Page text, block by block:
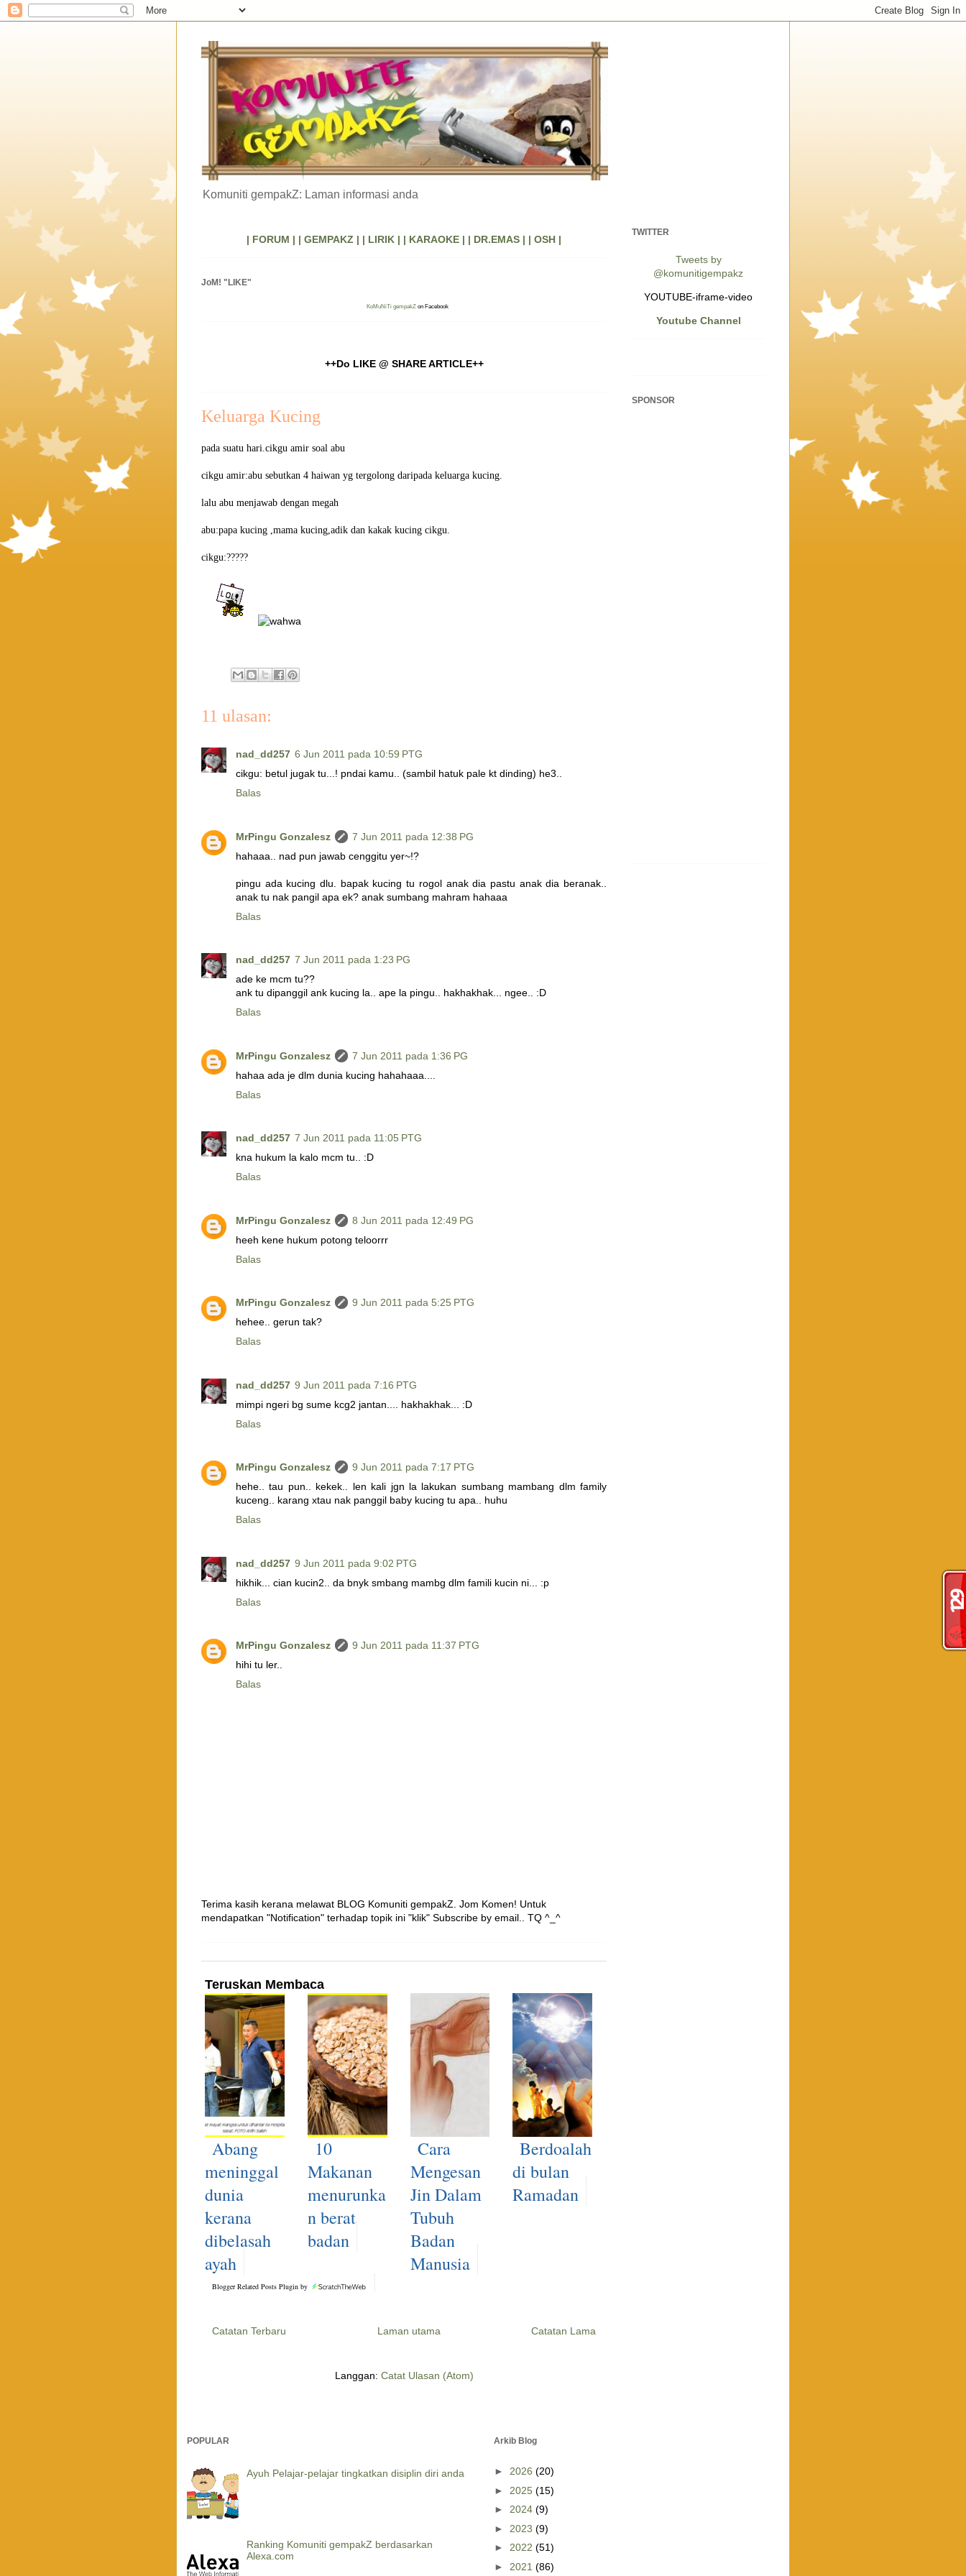
Komuniti gempakZ: Laman informasi anda
| FORUM | | GEMPAKZ | | LIRIK | | KARAOKE | | DR.EMAS | | OSH |
JoM! "LIKE"
KoMuNiTi gempakZ on Facebook
++Do LIKE @ SHARE ARTICLE++
Keluarga Kucing
pada suatu hari.cikgu amir soal abu
cikgu amir:abu sebutkan 4 haiwan yg tergolong daripada keluarga kucing.
lalu abu menjawab dengan megah
abu:papa kucing ,mama kucing,adik dan kakak kucing cikgu.
cikgu:?????
11 ulasan:
nad_dd257 6 Jun 2011 pada 10:59 PTG
cikgu: betul jugak tu...! pndai kamu.. (sambil hatuk pale kt dinding) he3..
Balas
MrPingu Gonzalesz
7 Jun 2011 pada 12:38 PG
hahaaa.. nad pun jawab cenggitu yer~!?
pingu ada kucing dlu. bapak kucing tu rogol anak dia pastu anak dia beranak..
anak tu nak pangil apa ek? anak sumbang mahram hahaaa
Balas
nad_dd257 7 Jun 2011 pada 1:23 PG
ade ke mcm tu??
ank tu dipanggil ank kucing la.. ape la pingu.. hakhakhak... ngee.. :D
Balas
MrPingu Gonzalesz
7 Jun 2011 pada 1:36 PG
hahaa ada je dlm dunia kucing hahahaaa....
Balas
nad_dd257 7 Jun 2011 pada 11:05 PTG
kna hukum la kalo mcm tu.. :D
Balas
MrPingu Gonzalesz
8 Jun 2011 pada 12:49 PG
heeh kene hukum potong teloorrr
Balas
MrPingu Gonzalesz
9 Jun 2011 pada 5:25 PTG
hehee.. gerun tak?
Balas
nad_dd257 9 Jun 2011 pada 7:16 PTG
mimpi ngeri bg sume kcg2 jantan.... hakhakhak... :D
Balas
MrPingu Gonzalesz
9 Jun 2011 pada 7:17 PTG
hehe.. tau pun.. kekek.. len kali jgn la lakukan sumbang mambang dlm family
kuceng.. karang xtau nak panggil baby kucing tu apa.. huhu
Balas
nad_dd257 9 Jun 2011 pada 9:02 PTG
hikhik... cian kucin2.. da bnyk smbang mambg dlm famili kucin ni... :p
Balas
MrPingu Gonzalesz
9 Jun 2011 pada 11:37 PTG
hihi tu ler..
Balas
Terima kasih kerana melawat BLOG Komuniti gempakZ. Jom Komen! Untuk
mendapatkan "Notification" terhadap topik ini "klik" Subscribe by email.. TQ ^_^
Teruskan Membaca
Abang
meninggal
dunia
kerana
dibelasah
ayah
10
Makanan
menurunka
n berat
badan
Cara
Mengesan
Jin Dalam
Tubuh
Badan
Manusia
Berdoalah
di bulan
Ramadan
Blogger Related Posts Plugin by
Catatan Terbaru Catatan Lama
Laman utama
Langgan: Catat Ulasan (Atom)
TWITTER
Tweets by
@komunitigempakz
YOUTUBE-iframe-video
Youtube Channel
SPONSOR
POPULAR
Ayuh Pelajar-pelajar tingkatkan disiplin diri anda
Ranking Komuniti gempakZ berdasarkan
Alexa.com
Arkib Blog
► 2026 (20)
► 2025 (15)
► 2024 (9)
► 2023 (9)
► 2022 (51)
► 2021 (86)